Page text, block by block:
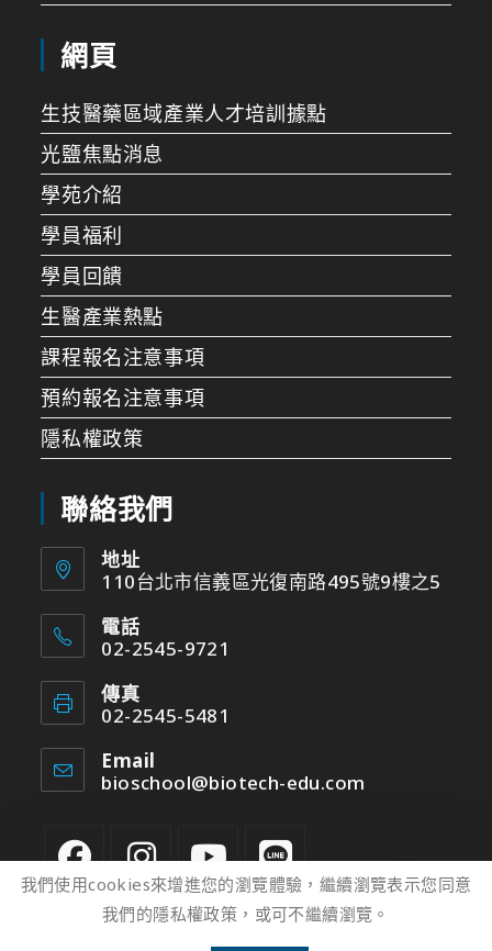
網頁
生技醫藥區域產業人才培訓據點
光鹽焦點消息
學苑介紹
學員福利
學員回饋
生醫產業熱點
課程報名注意事項
預約報名注意事項
隱私權政策
聯絡我們
地址
110台北市信義區光復南路495號9樓之5
電話
02-2545-9721
傳真
02-2545-5481
Email
bioschool@biotech-edu.com
我們使用cookies來增進您的瀏覽體驗，繼續瀏覽表示您同意
我們的隱私權政策，或可不繼續瀏覽。